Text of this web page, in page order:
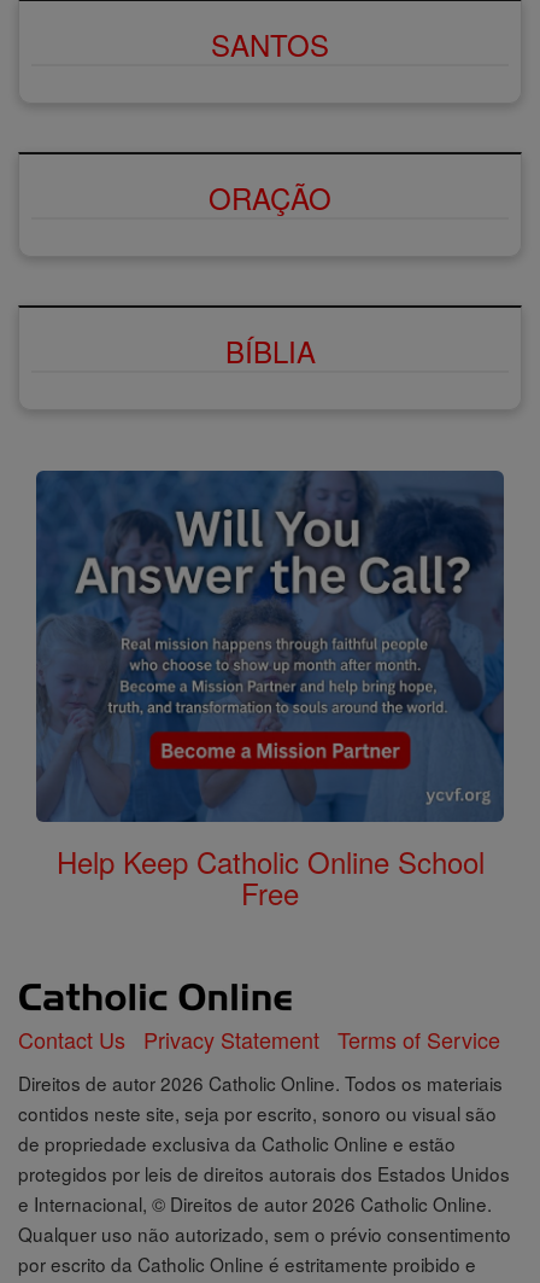
SANTOS
ORAÇÃO
BÍBLIA
Help Keep Catholic Online School
Free
Contact Us Privacy Statement Terms of Service
Direitos de autor 2026 Catholic Online. Todos os materiais
contidos neste site, seja por escrito, sonoro ou visual são
de propriedade exclusiva da Catholic Online e estão
protegidos por leis de direitos autorais dos Estados Unidos
e Internacional, © Direitos de autor 2026 Catholic Online.
Qualquer uso não autorizado, sem o prévio consentimento
por escrito da Catholic Online é estritamente proibido e